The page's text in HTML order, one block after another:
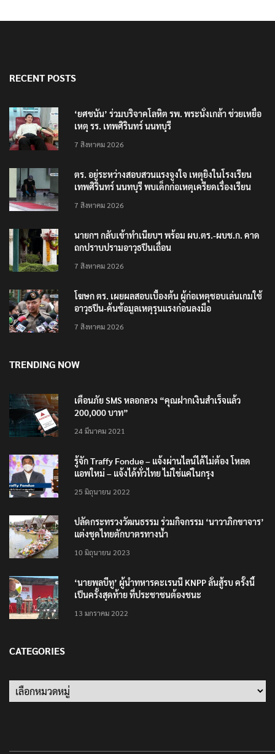
RECENT POSTS
‘ยศชนัน’ ร่วมบริจาคโลหิต รพ. พระนั่งเกล้า ช่วยเหยื่อ
เหตุ รร. เทพศิรินทร์ นนทบุรี
7 สิงหาคม 2026
ตร. อยู่ระหว่างสอบสวนแรงจูงใจ เหตุยิงในโรงเรียน
เทพศิรินทร์ นนทบุรี พบเด็กก่อเหตุเครียดเรื่องเรียน
7 สิงหาคม 2026
นายกฯ กลับเข้าทำเนียบฯ พร้อม ผบ.ตร.-ผบช.ก. คาด
ถกปราบปรามอาวุธปืนเถื่อน
7 สิงหาคม 2026
โฆษก ตร. เผยผลสอบเบื้องต้น ผู้ก่อเหตุชอบเล่นเกมใช้
อาวุธปืน-ค้นข้อมูลเหตุรุนแรงก่อนลงมือ
7 สิงหาคม 2026
TRENDING NOW
เตือนภัย SMS หลอกลวง “คุณฝากเงินสำเร็จแล้ว
200,000 บาท”
24 มีนาคม 2021
รู้จัก Traffy Fondue – แจ้งผ่านไลน์ได้ไม่ต้อง โหลด
แอพใหม่ – แจ้งได้ทั่วไทย ไม่ใช่แค่ในกรุง
25 มิถุนายน 2022
ปลัดกระทรวงวัฒนธรรม ร่วมกิจกรรม ‘นาวาภิกขาจาร’
แต่งชุดไทยตักบาตรทางน้ำ
10 มิถุนายน 2023
‘นายพลบีทู’ ผู้นำทหารคะเรนนี KNPP ลั่นสู้รบ ครั้งนี้
เป็นครั้งสุดท้าย ที่ประชาชนต้องชนะ
13 มกราคม 2022
CATEGORIES
Categories